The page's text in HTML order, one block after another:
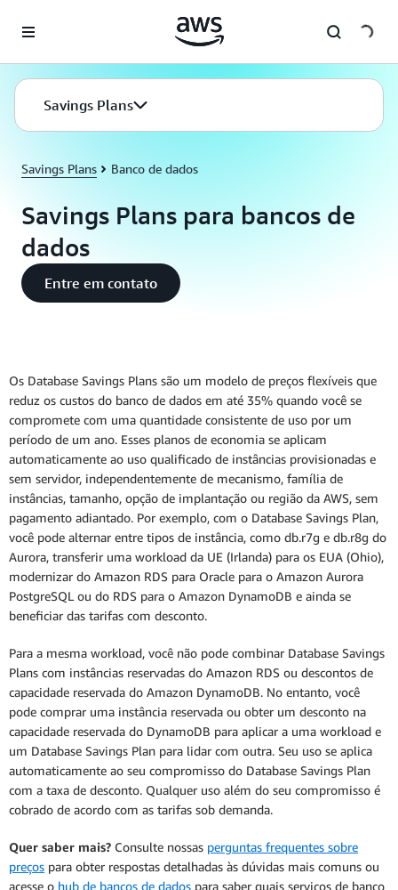
Pular para o conteúdo principal
Savings Plans
Savings Plans Banco de dados
Savings Plans para bancos de
dados
Entre em contato
Os Database Savings Plans são um modelo de preços flexíveis que
reduz os custos do banco de dados em até 35% quando você se
compromete com uma quantidade consistente de uso por um
período de um ano. Esses planos de economia se aplicam
automaticamente ao uso qualificado de instâncias provisionadas e
sem servidor, independentemente de mecanismo, família de
instâncias, tamanho, opção de implantação ou região da AWS, sem
pagamento adiantado. Por exemplo, com o Database Savings Plan,
você pode alternar entre tipos de instância, como db.r7g e db.r8g do
Aurora, transferir uma workload da UE (Irlanda) para os EUA (Ohio),
modernizar do Amazon RDS para Oracle para o Amazon Aurora
PostgreSQL ou do RDS para o Amazon DynamoDB e ainda se
beneficiar das tarifas com desconto.
Para a mesma workload, você não pode combinar Database Savings
Plans com instâncias reservadas do Amazon RDS ou descontos de
capacidade reservada do Amazon DynamoDB. No entanto, você
pode comprar uma instância reservada ou obter um desconto na
capacidade reservada do DynamoDB para aplicar a uma workload e
um Database Savings Plan para lidar com outra. Seu uso se aplica
automaticamente ao seu compromisso do Database Savings Plan
com a taxa de desconto. Qualquer uso além do seu compromisso é
cobrado de acordo com as tarifas sob demanda.
Quer saber mais? Consulte nossas perguntas frequentes sobre
preços para obter respostas detalhadas às dúvidas mais comuns ou
acesse o hub de bancos de dados para saber quais serviços de banco